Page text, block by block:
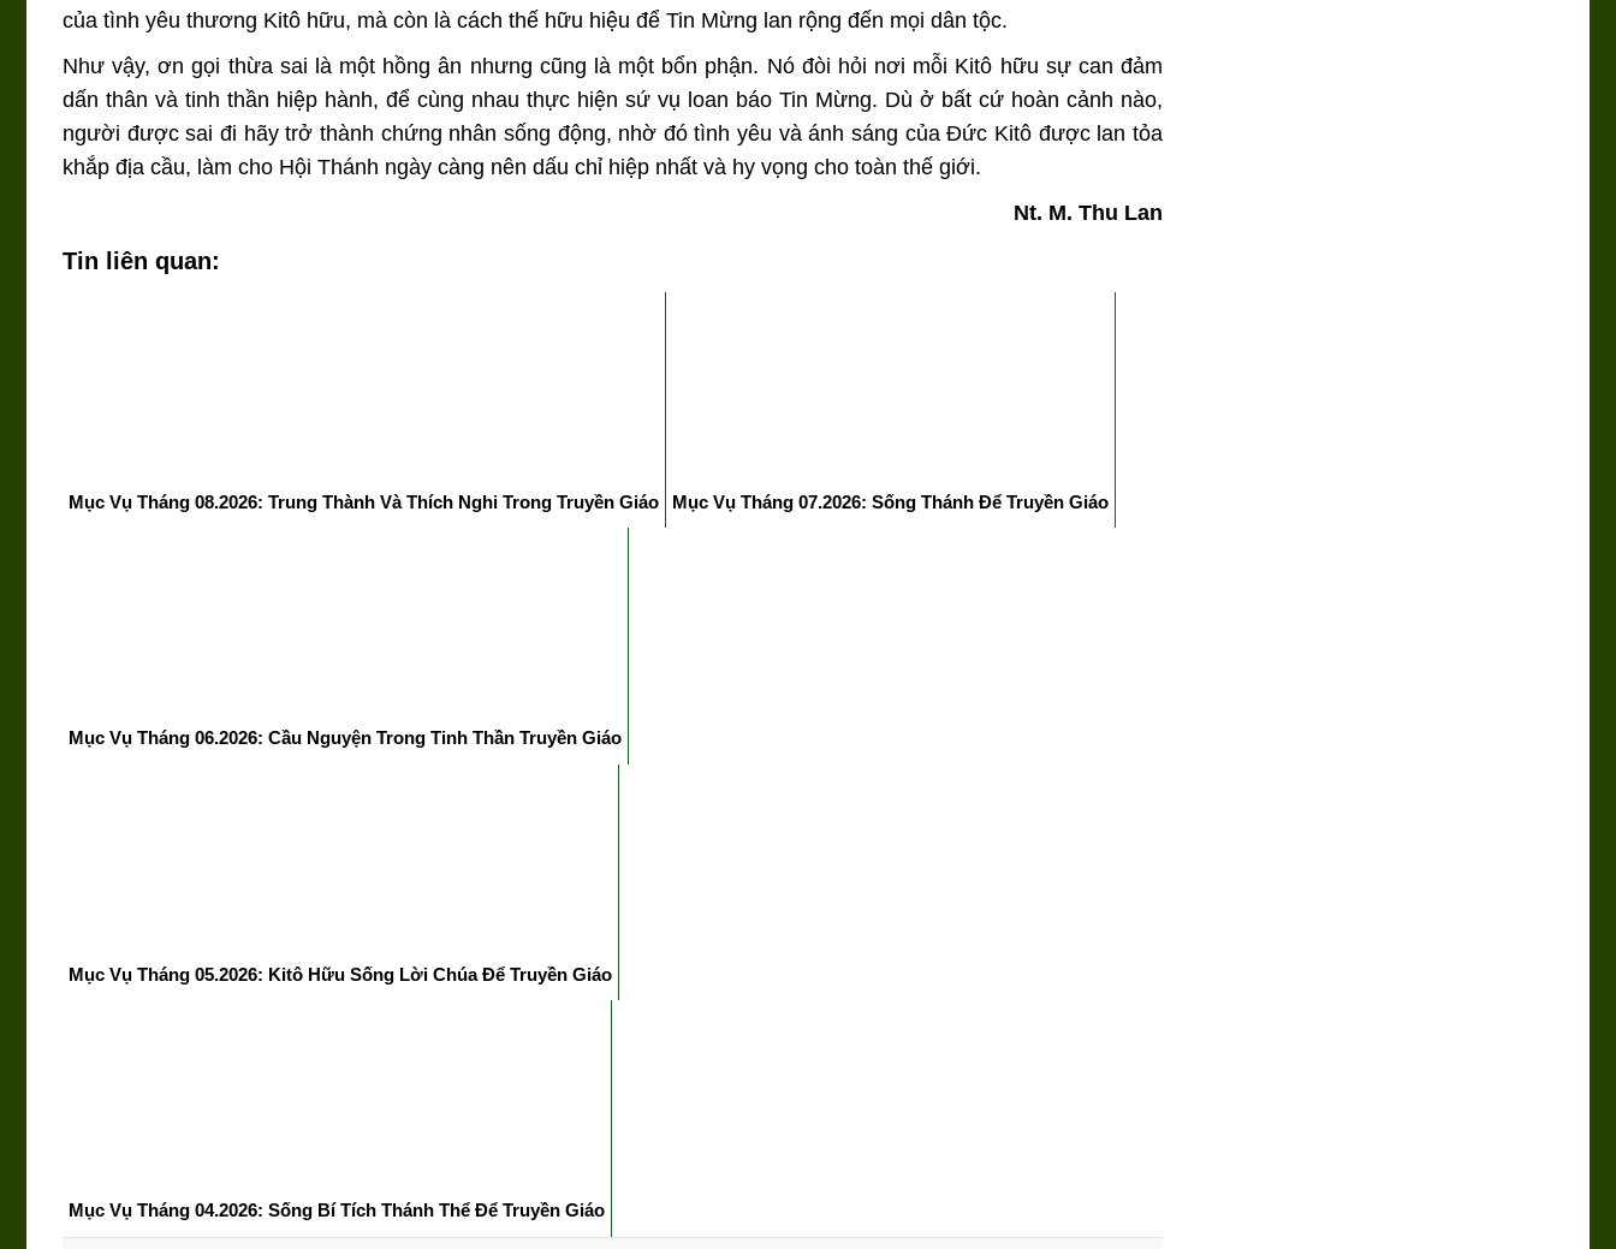
của tình yêu thương Kitô hữu, mà còn là cách thế hữu hiệu để Tin Mừng lan rộng đến mọi dân tộc.
Như vậy, ơn gọi thừa sai là một hồng ân nhưng cũng là một bổn phận. Nó đòi hỏi nơi mỗi Kitô hữu sự can đảm
dấn thân và tinh thần hiệp hành, để cùng nhau thực hiện sứ vụ loan báo Tin Mừng. Dù ở bất cứ hoàn cảnh nào,
người được sai đi hãy trở thành chứng nhân sống động, nhờ đó tình yêu và ánh sáng của Đức Kitô được lan tỏa
khắp địa cầu, làm cho Hội Thánh ngày càng nên dấu chỉ hiệp nhất và hy vọng cho toàn thế giới.
Nt. M. Thu Lan
Tin liên quan:
Mục Vụ Tháng 08.2026: Trung Thành Và Thích Nghi Trong Truyền Giáo Mục Vụ Tháng 07.2026: Sống Thánh Để Truyền Giáo
Mục Vụ Tháng 06.2026: Cầu Nguyện Trong Tinh Thần Truyền Giáo
Mục Vụ Tháng 05.2026: Kitô Hữu Sống Lời Chúa Để Truyền Giáo
Mục Vụ Tháng 04.2026: Sống Bí Tích Thánh Thể Để Truyền Giáo